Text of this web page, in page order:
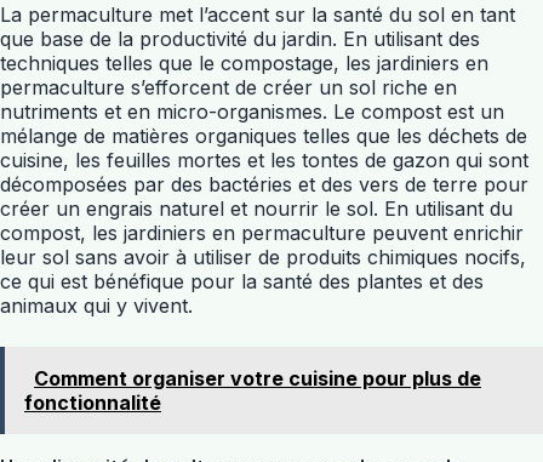
La permaculture met l’accent sur la santé du sol en tant
que base de la productivité du jardin. En utilisant des
techniques telles que le compostage, les jardiniers en
permaculture s’efforcent de créer un sol riche en
nutriments et en micro-organismes. Le compost est un
mélange de matières organiques telles que les déchets de
cuisine, les feuilles mortes et les tontes de gazon qui sont
décomposées par des bactéries et des vers de terre pour
créer un engrais naturel et nourrir le sol. En utilisant du
compost, les jardiniers en permaculture peuvent enrichir
leur sol sans avoir à utiliser de produits chimiques nocifs,
ce qui est bénéfique pour la santé des plantes et des
animaux qui y vivent.
Comment organiser votre cuisine pour plus de
fonctionnalité